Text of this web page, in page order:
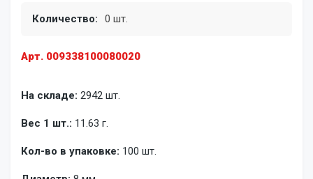
Арт. 009338100080020
На складе: 2942 шт.
Вес 1 шт.: 11.63 г.
Кол-во в упаковке: 100 шт.
Количество: 0 шт.